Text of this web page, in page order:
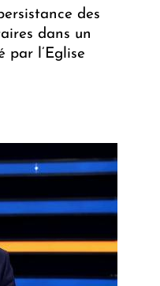
des
dans un
par l’Eglise